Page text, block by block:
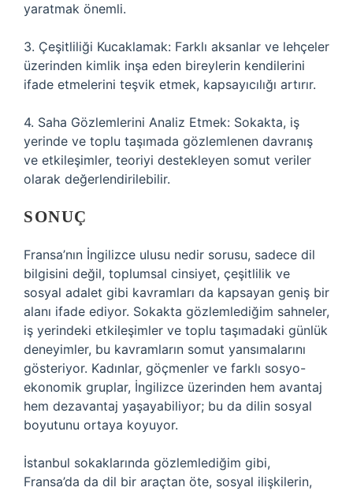
yaratmak önemli.
3. Çeşitliliği Kucaklamak: Farklı aksanlar ve lehçeler
üzerinden kimlik inşa eden bireylerin kendilerini
ifade etmelerini teşvik etmek, kapsayıcılığı artırır.
4. Saha Gözlemlerini Analiz Etmek: Sokakta, iş
yerinde ve toplu taşımada gözlemlenen davranış
ve etkileşimler, teoriyi destekleyen somut veriler
olarak değerlendirilebilir.
SONUÇ
Fransa’nın İngilizce ulusu nedir sorusu, sadece dil
bilgisini değil, toplumsal cinsiyet, çeşitlilik ve
sosyal adalet gibi kavramları da kapsayan geniş bir
alanı ifade ediyor. Sokakta gözlemlediğim sahneler,
iş yerindeki etkileşimler ve toplu taşımadaki günlük
deneyimler, bu kavramların somut yansımalarını
gösteriyor. Kadınlar, göçmenler ve farklı sosyo-
ekonomik gruplar, İngilizce üzerinden hem avantaj
hem dezavantaj yaşayabiliyor; bu da dilin sosyal
boyutunu ortaya koyuyor.
İstanbul sokaklarında gözlemlediğim gibi,
Fransa’da da dil bir araçtan öte, sosyal ilişkilerin,